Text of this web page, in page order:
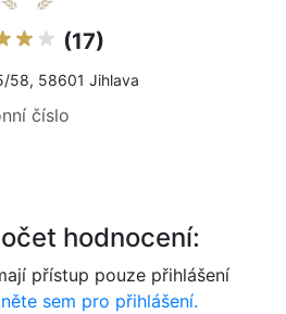
(17)
58, 58601 Jihlava
číslo
hodnocení:
přístup pouze přihlášení
sem pro přihlášení.